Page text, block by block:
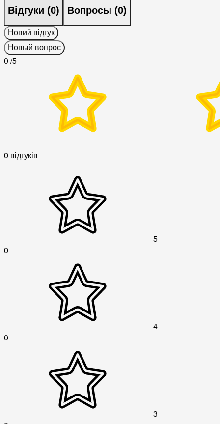
Відгуки (0) Вопросы (0)
Новий відгук
Новый вопрос
0 /5
0 відгуків
5
0
4
0
3